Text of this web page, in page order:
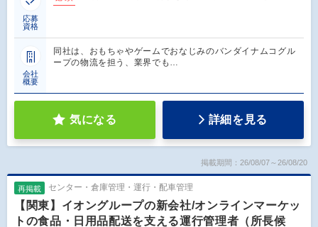
応募
資格
会社
概要
同社は、おもちゃやゲームでおなじみのバンダイナムコグル
ープの物流を担う、業界でも…
気になる 詳細を見る
掲載期間：26/08/07～26/08/20
再掲載 センター・倉庫管理・運行・配車管理
【関東】イオングループの新会社/オンラインマーケッ
トの食品・日用品配送を支える運行管理者（所長候